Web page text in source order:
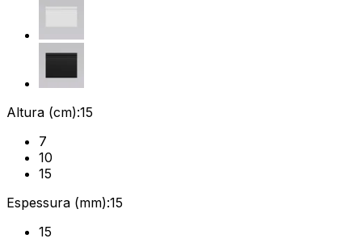
Altura (cm):15
7
10
15
Espessura (mm):15
15